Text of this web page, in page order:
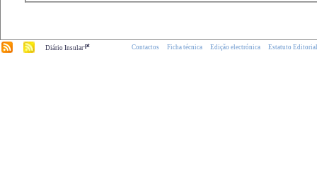
Diário Insular.pt Contactos Ficha técnica Edição electrónica Estatuto Editorial